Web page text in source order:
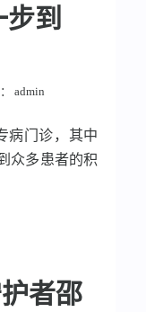
到
admin
病门诊，其中
众多患者的积
者邵